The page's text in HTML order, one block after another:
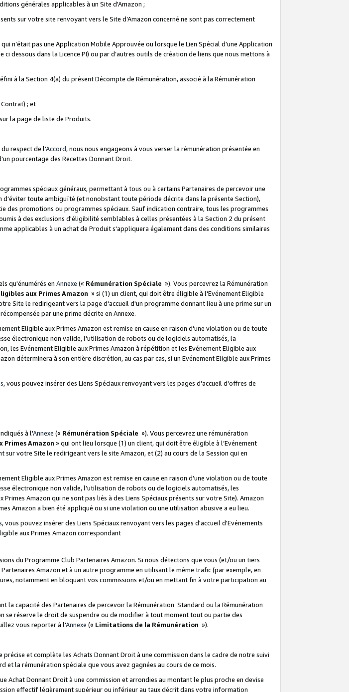
générales applicables à un Site d'Amazon ;
sur votre site renvoyant vers le Site d’Amazon concerné ne sont pas correctement
n’était pas une Application Mobile Approuvée ou lorsque le Lien Spécial d'une Application
dessous dans la Licence PI) ou par d’autres outils de création de liens que nous mettons à
à la Section 4(a) du présent Décompte de Rémunération, associé à la Rémunération
; et
la page de liste de Produits.
respect de l'Accord, nous nous engageons à vous verser la rémunération présentée en
pourcentage des Recettes Donnant Droit.
spéciaux généraux, permettant à tous ou à certains Partenaires de percevoir une
d'éviter toute ambiguïté (et nonobstant toute période décrite dans la présente Section),
promotions ou programmes spéciaux. Sauf indication contraire, tous les programmes
à des exclusions d'éligibilité semblables à celles présentées à la Section 2 du présent
applicables à un achat de Produit s'appliquera également dans des conditions similaires
qu'énumérés en Annexe (« Rémunération Spéciale »). Vous percevrez la Rémunération
aux Primes Amazon » si (1) un client, qui doit être éligible à l'Evénement Eligible
Site le redirigeant vers la page d'accueil d'un programme donnant lieu à une prime sur un
par une prime décrite en Annexe.
Eligible aux Primes Amazon est remise en cause en raison d'une violation ou de toute
électronique non valide, l'utilisation de robots ou de logiciels automatisés, la
les Evénement Eligible aux Primes Amazon à répétition et les Evénement Eligible aux
déterminera à son entière discrétion, au cas par cas, si un Evénement Eligible aux Primes
, vous pouvez insérer des Liens Spéciaux renvoyant vers les pages d'accueil d'offres de
à l'Annexe (« Rémunération Spéciale »). Vous percevrez une rémunération
Primes Amazon » qui ont lieu lorsque (1) un client, qui doit être éligible à l’Evénement
votre Site le redirigeant vers le site Amazon, et (2) au cours de la Session qui en
Eligible aux Primes Amazon est remise en cause en raison d'une violation ou de toute
électronique non valide, l'utilisation de robots ou de logiciels automatisés, les
Amazon qui ne sont pas liés à des Liens Spéciaux présents sur votre Site). Amazon
Amazon a bien été appliqué ou si une violation ou une utilisation abusive a eu lieu.
, vous pouvez insérer des Liens Spéciaux renvoyant vers les pages d'accueil d'Evénements
aux Primes Amazon correspondant
du Programme Club Partenaires Amazon. Si nous détectons que vous (et/ou un tiers
Amazon et à un autre programme en utilisant le même trafic (par exemple, en
notamment en bloquant vos commissions et/ou en mettant fin à votre participation au
la capacité des Partenaires de percevoir la Rémunération Standard ou la Rémunération
réserve le droit de suspendre ou de modifier à tout moment tout ou partie des
vous reporter à l'Annexe (« Limitations de la Rémunération »).
et complète les Achats Donnant Droit à une commission dans le cadre de notre suivi
la rémunération spéciale que vous avez gagnées au cours de ce mois.
Achat Donnant Droit à une commission et arrondies au montant le plus proche en devise
effectif légèrement supérieur ou inférieur au taux décrit dans votre information